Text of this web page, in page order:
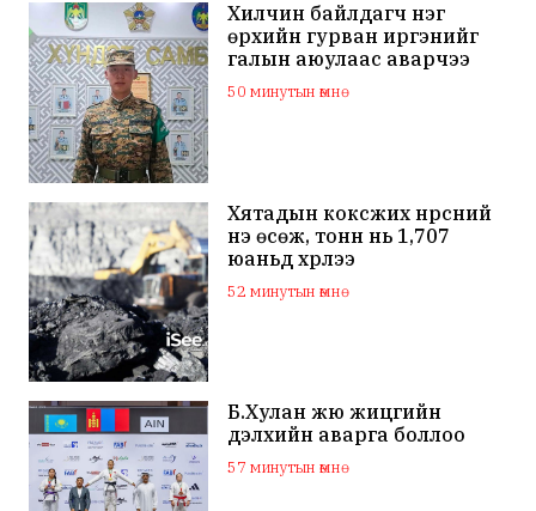
Хилчин байлдагч нэг
өрхийн гурван иргэнийг
галын аюулаас аварчээ
50 минутын өмнө
Хятадын коксжих нүүрсний
үнэ өсөж, тонн нь 1,707
юаньд хүрлээ
52 минутын өмнө
Б.Хулан жюү жицүгийн
дэлхийн аварга боллоо
57 минутын өмнө